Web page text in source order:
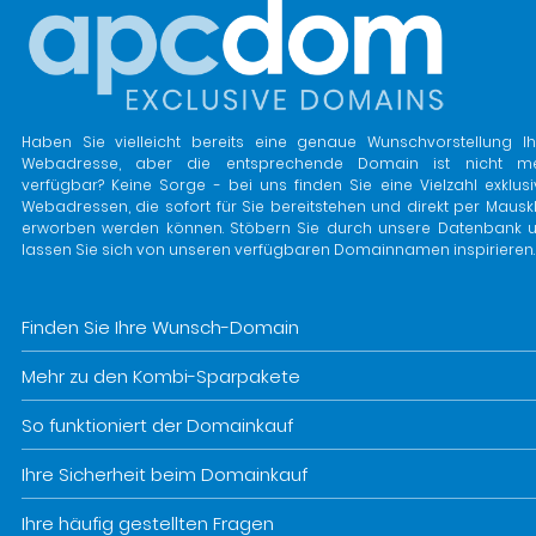
Haben Sie vielleicht bereits eine genaue Wunschvorstellung
Webadresse, aber die entsprechende Domain ist nicht
verfügbar? Keine Sorge - bei uns finden Sie eine Vielzahl
Webadressen, die sofort für Sie bereitstehen und direkt per
erworben werden können. Stöbern Sie durch unsere Datenbank
lassen Sie sich von unseren verfügbaren Domainnamen inspirieren.
Finden Sie Ihre Wunsch-Domain
Mehr zu den Kombi-Sparpakete
So funktioniert der Domainkauf
Ihre Sicherheit beim Domainkauf
Ihre häufig gestellten Fragen